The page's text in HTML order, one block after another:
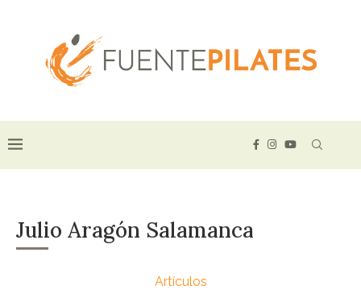
Julio Aragón Salamanca
Artículos